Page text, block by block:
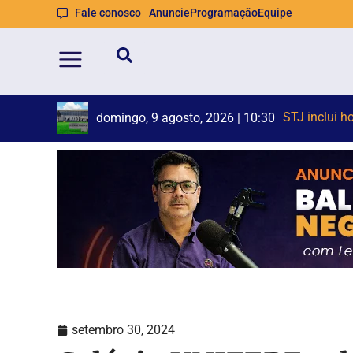
Fale conosco AnuncieProgramaçãoEquipe
domingo, 9 agosto, 2026 | 10:28 Prefeitura
Homem
setembro 30, 2024